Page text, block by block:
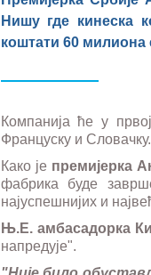
Нишу где кинеска
коштати 60 милиона
Компанија ће у
Француску и Словачку.
Како је премијерка
фабрика буде
најуспешнијих и
Њ.Е. амбасадорка
напредује".